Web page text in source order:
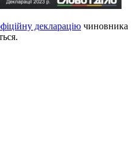
декларацію чиновника